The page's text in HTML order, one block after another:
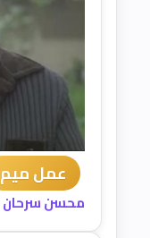
عمل ميم
محسن سرحان